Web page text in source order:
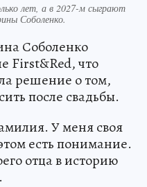
лет, а в 2027-м сыграют
Соболенко.
Соболенко
First&Red, что
решение о том,
после свадьбы.
У меня своя
есть понимание.
отца в историю